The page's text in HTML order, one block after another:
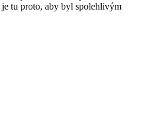
tu proto, aby byl spolehlivým